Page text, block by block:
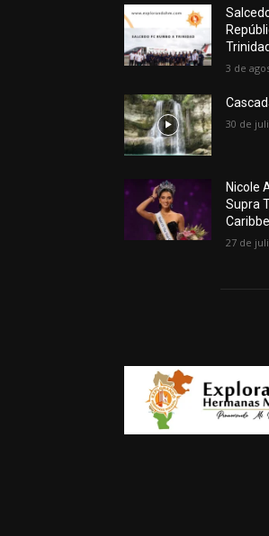
3 de
30 de
Nicole
Supra
27 de